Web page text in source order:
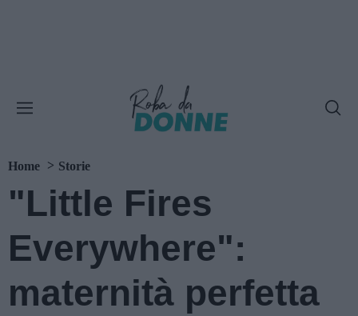
Home Storie
"Little Fires
Everywhere":
maternità perfetta